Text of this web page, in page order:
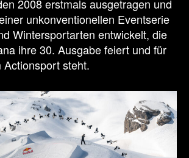
2008 erstmals ausgetragen und
unkonventionellen Eventserie
Wintersportarten entwickelt, die
ihre 30. Ausgabe feiert und für
Actionsport steht.